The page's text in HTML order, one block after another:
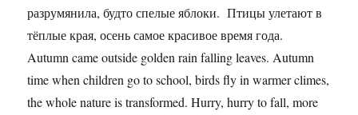
разрумянила, будто спелые яблоки. Птицы улетают в
тёплые края, осень самое красивое время года.
Autumn came outside golden rain falling leaves. Autumn
time when children go to school, birds fly in warmer climes,
the whole nature is transformed. Hurry, hurry to fall, more